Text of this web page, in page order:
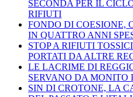
SECONDA PER IL
RIFIUTI
FONDO DI COESIONE,
IN QUATTRO ANNI
STOP A RIFIUTI
PORTATI DA ALTRE
LE LACRIME DI
SERVANO DA MONITO
SIN DI CROTONE, LA